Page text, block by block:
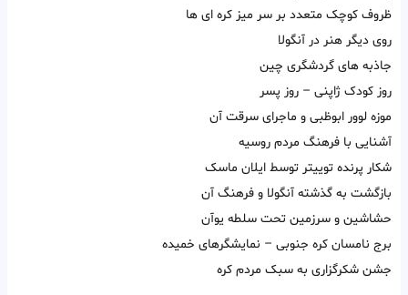
ظروف کوچک متعدد بر سر میز کره ای ها
روی دیگر هنر در آنگولا
جاذبه های گردشگری چین
روز کودک ژاپنی – روز پسر
موزه لوور ابوظبی و ماجرای سرقت آن
آشنایی با فرهنگ مردم روسیه
شکار پرنده توییتر توسط ایلان ماسک
بازگشت به گذشته آنگولا و فرهنگ آن
حشاشین و سرزمین تحت سلطه یوآن
برج نامسان کره جنوبی – نمایشگرهای خمیده
جشن شکرگزاری به سبک مردم کره